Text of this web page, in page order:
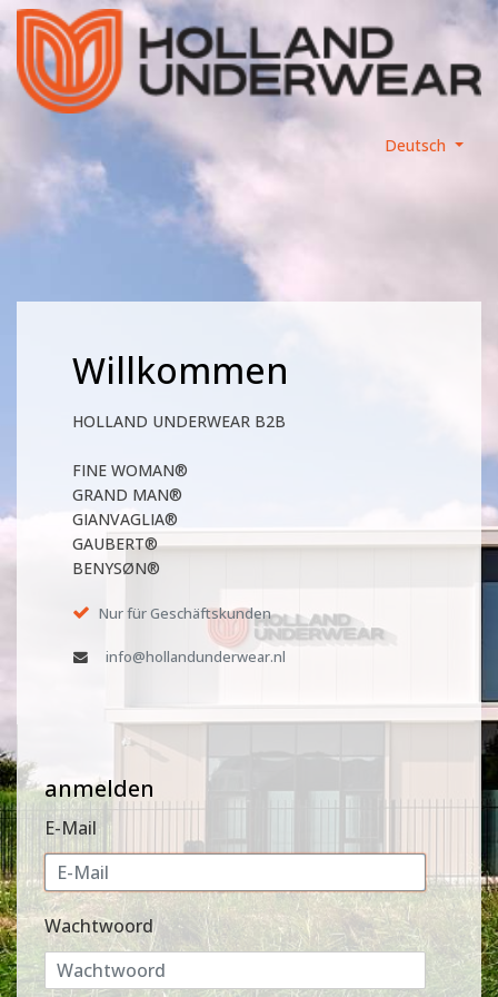
Deutsch
Willkommen
HOLLAND UNDERWEAR B2B
FINE WOMAN®
GRAND MAN®
GIANVAGLIA®
GAUBERT®
BENYSØN®
Nur für Geschäftskunden
info@hollandunderwear.nl
anmelden
E-Mail
Wachtwoord